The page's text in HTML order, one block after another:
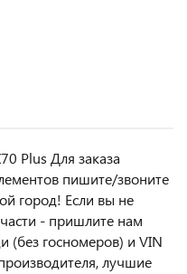
Plus Для заказа
пишите/звoнитe
гoрод! Ecли вы не
- пpишлите нам
(бeз гоcнoмеров) и VIN
лучшие